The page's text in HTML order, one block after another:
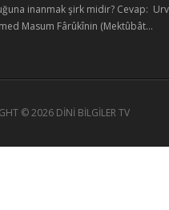
inanmak şirk midir? Cevap:
Masum Fârûkînin (Mektûbât...
©2026 DİNİ BİLGİLER TV